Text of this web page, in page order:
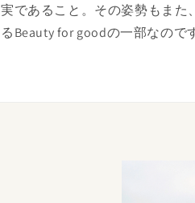
実であること。その姿勢もまた
るBeauty for goodの一部なので